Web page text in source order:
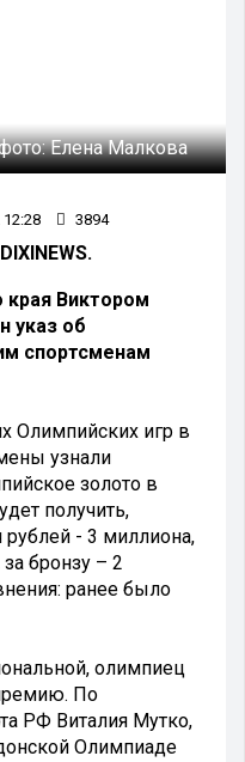
Елена Малкова
12:28 3894
края Виктором
указ об
спортсменам
Олимпийских игр в
узнали
золото в
получить,
- 3 миллиона,
бронзу – 2
ранее было
олимпиец
По
РФ Виталия Мутко,
Олимпиаде